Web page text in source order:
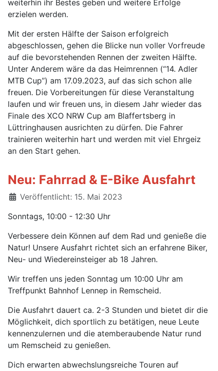
weiterhin ihr Bestes geben und weitere Erfolge
erzielen werden.
Mit der ersten Hälfte der Saison erfolgreich
abgeschlossen, gehen die Blicke nun voller Vorfreude
auf die bevorstehenden Rennen der zweiten Hälfte.
Unter Anderem wäre da das Heimrennen (“14. Adler
MTB Cup”) am 17.09.2023, auf das sich schon alle
freuen. Die Vorbereitungen für diese Veranstaltung
laufen und wir freuen uns, in diesem Jahr wieder das
Finale des XCO NRW Cup am Blaffertsberg in
Lüttringhausen ausrichten zu dürfen. Die Fahrer
trainieren weiterhin hart und werden mit viel Ehrgeiz
an den Start gehen.
Neu: Fahrrad & E-Bike Ausfahrt
Details
Veröffentlicht: 15. Mai 2023
Sonntags, 10:00 - 12:30 Uhr
Verbessere dein Können auf dem Rad und genieße die
Natur! Unsere Ausfahrt richtet sich an erfahrene Biker,
Neu- und Wiedereinsteiger ab 18 Jahren.
Wir treffen uns jeden Sonntag um 10:00 Uhr am
Treffpunkt Bahnhof Lennep in Remscheid.
Die Ausfahrt dauert ca. 2-3 Stunden und bietet dir die
Möglichkeit, dich sportlich zu betätigen, neue Leute
kennenzulernen und die atemberaubende Natur rund
um Remscheid zu genießen.
Dich erwarten abwechslungsreiche Touren auf